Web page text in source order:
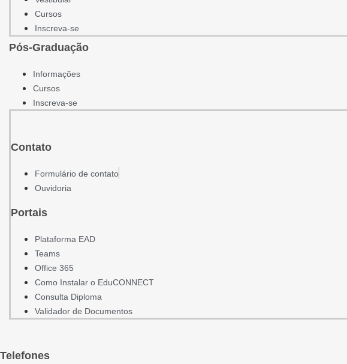
Cursos
Inscreva-se
Pós-Graduação
Informações
Cursos
Inscreva-se
Contato
Formulário de contato
Ouvidoria
Portais
Plataforma EAD
Teams
Office 365
Como Instalar o EduCONNECT
Consulta Diploma
Validador de Documentos
Telefones